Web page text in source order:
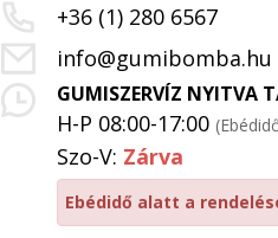
+36 (1) 280 6567
info@gumibomba.hu
GUMISZERVÍZ NYITVA
H-P 08:00-17:00
Szo-V: Zárva
Ebédidő alatt a